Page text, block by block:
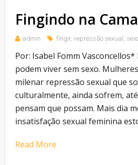
Fingindo na Cama
admin fingir, repressão sexual ,
Por: Isabel Fomm
podem viver sem sexo.
milenar repressão sexual que
culturalmente, ainda sofrem,
pensam que possam. Mais dia
insatisfação sexual feminina
Read More